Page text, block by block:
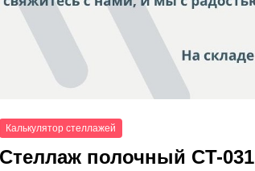
Калькулятор стеллажей
Стеллаж полочный СT-031